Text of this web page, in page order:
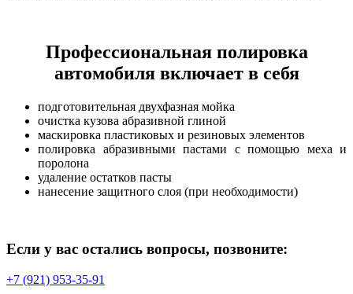
Профессиональная полировка
автомобиля включает в себя
подготовительная двухфазная мойка
очистка кузова абразивной глиной
маскировка пластиковых и резиновых элементов
полировка абразивными пастами с помощью меха и
поролона
удаление остатков пасты
нанесение защитного слоя (при необходимости)
Если у вас остались вопросы, позвоните:
+7 (921) 953-35-91